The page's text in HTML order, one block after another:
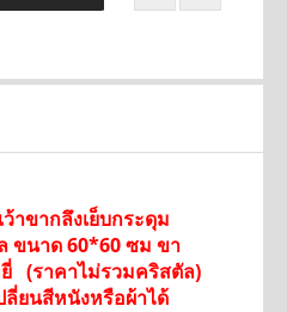
าขากลึงเย็บกระดุม
ขนาด 60*60 ซม ขา
ยี่ (ราคาไม่รวมคริสตัล)
ลี่ยนสีหนังหรือผ้าได้